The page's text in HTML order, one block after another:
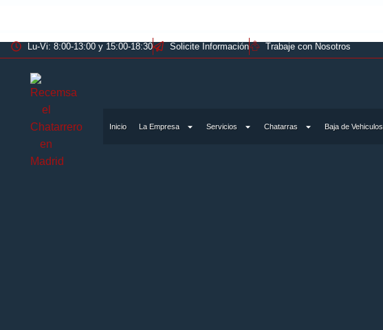
Lu-Vi: 8:00-13:00 y 15:00-18:30 Solicite Información Trabaje con Nosotros
Inicio La Empresa Servicios Chatarras Baja de Vehiculos